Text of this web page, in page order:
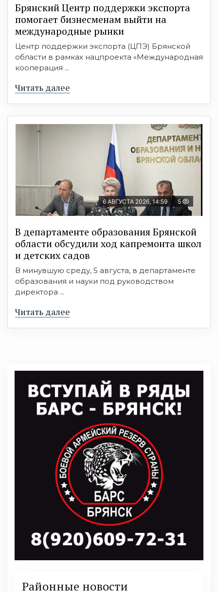
Брянский Центр поддержки экспорта
помогает бизнесменам выйти на
международные рынки
Центр поддержки экспорта (ЦПЭ) Брянской
области в рамках нацпроекта «Международная
кооперация ...
Читать далее
6 АВГУСТА 2026, 14:59 5
В департаменте образования Брянской
области обсудили ход капремонта школ
и детских садов
В минувшую среду, 5 августа, в департаменте
образования и науки под руководством
директора ...
Читать далее
Районные новости